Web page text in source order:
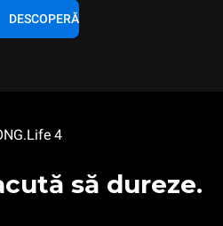
DESCOPERĂ
4
să dureze.